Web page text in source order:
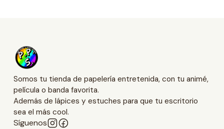
Somos tu tienda de papelería entretenida, con tu animé,
película o banda favorita.
Además de lápices y estuches para que tu escritorio
sea el más cool.
Síguenos